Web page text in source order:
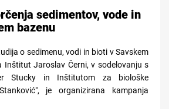
sedimentov, vode in
bazenu
o sedimenu, vodi in bioti v Savskem
Inštitut Jaroslav Černi, v sodelovanju s
Stucky in Inštitutom za biološke
je organizirana kampanja